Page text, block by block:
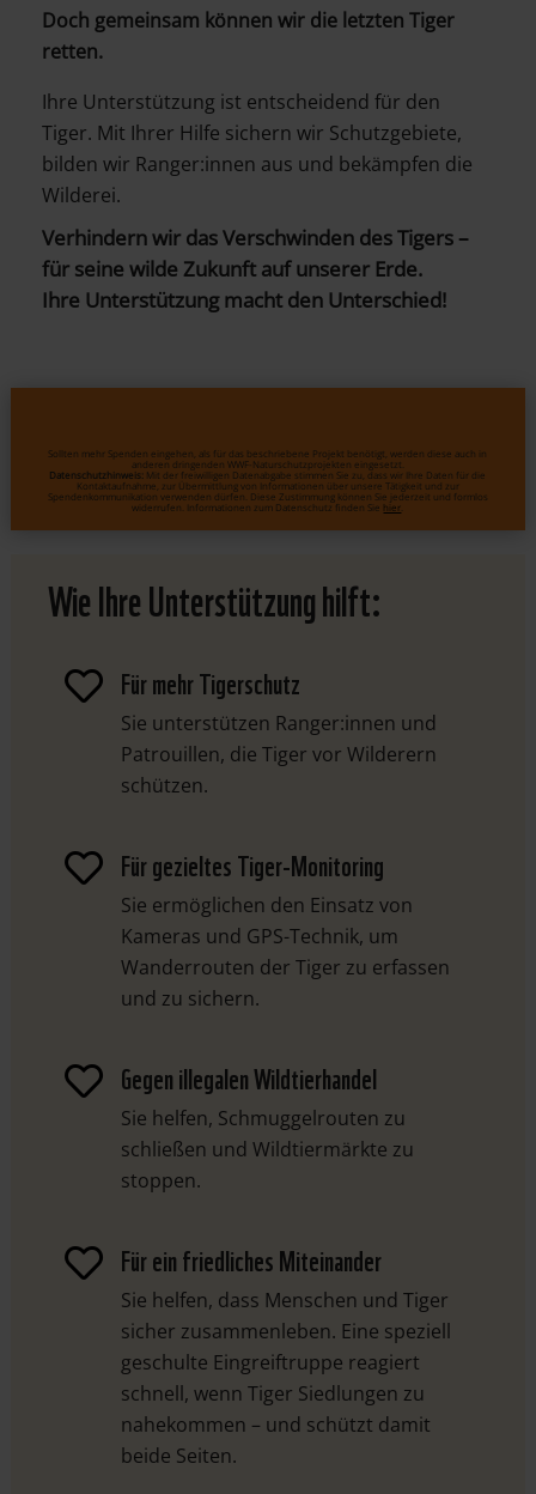
Doch gemeinsam können wir die letzten Tiger
retten.
Ihre Unterstützung ist entscheidend für den
Tiger. Mit Ihrer Hilfe sichern wir Schutzgebiete,
bilden wir Ranger:innen aus und bekämpfen die
Wilderei.
Verhindern wir das Verschwinden des Tigers –
für seine wilde Zukunft auf unserer Erde.
Ihre Unterstützung macht den Unterschied!
Sollten mehr Spenden eingehen, als für das beschriebene Projekt benötigt, werden diese auch in
anderen dringenden WWF-Naturschutzprojekten eingesetzt.
Datenschutzhinweis: Mit der freiwilligen Datenabgabe stimmen Sie zu, dass wir Ihre Daten für die
Kontaktaufnahme, zur Übermittlung von Informationen über unsere Tätigkeit und zur
Spendenkommunikation verwenden dürfen. Diese Zustimmung können Sie jederzeit und formlos
widerrufen. Informationen zum Datenschutz finden Sie hier
Wie Ihre Unterstützung hilft:
 Für mehr Tigerschutz
Sie unterstützen Ranger:innen und
Patrouillen, die Tiger vor Wilderern
schützen.
 Für gezieltes Tiger-Monitoring
Sie ermöglichen den Einsatz von
Kameras und GPS-Technik, um
Wanderrouten der Tiger zu erfassen
und zu sichern.
 Gegen illegalen Wildtierhandel
Sie helfen, Schmuggelrouten zu
schließen und Wildtiermärkte zu
stoppen.
 Für ein friedliches Miteinander
Sie helfen, dass Menschen und Tiger
sicher zusammenleben. Eine speziell
geschulte Eingreiftruppe reagiert
schnell, wenn Tiger Siedlungen zu
nahekommen – und schützt damit
beide Seiten.